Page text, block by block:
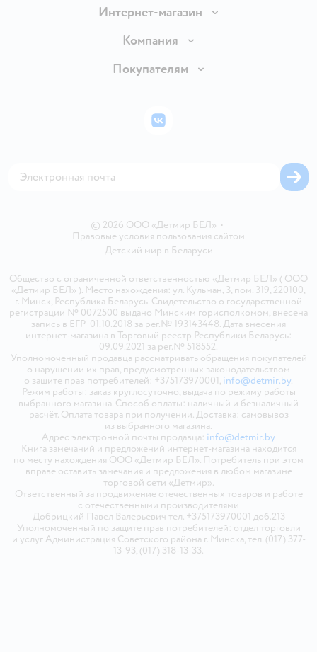
Интернет-магазин
Доставка и оплата
Правила продажи
Политика использования файлов cookie
Компания
Вакансии
Покупателям
Бонусные карты
© 2026 ООО «Детмир БЕЛ» •
Правовые условия пользования сайтом
Детский мир в Беларуси
Общество с ограниченной ответственностью «Детмир БЕЛ» ( ООО
«Детмир БЕЛ» ). Место нахождения: ул. Кульман, 3, пом. 319, 220100,
г. Минск, Республика Беларусь. Свидетельство о государственной
регистрации № 0072500 выдано Минским горисполкомом, внесена
запись в ЕГР 01.10.2018 за рег.№ 193143448. Дата внесения
интернет-магазина в Торговый реестр Республики Беларусь:
09.09.2021 за рег.№ 518552.
Уполномоченный продавца рассматривать обращения покупателей
о нарушении их прав, предусмотренных законодательством
о защите прав потребителей: +375173970001, info@detmir.by.
Режим работы: заказ круглосуточно, выдача по режиму работы
выбранного магазина. Способ оплаты: наличный и безналичный
расчёт. Оплата товара при получении. Доставка: самовывоз
из выбранного магазина.
Адрес электронной почты продавца: info@detmir.by
Книга замечаний и предложений интернет-магазина находится
по месту нахождения ООО «Детмир БЕЛ». Потребитель при этом
вправе оставить замечания и предложения в любом магазине
торговой сети «Детмир».
Ответственный за продвижение отечественных товаров и работе
с отечественными производителями
Добрицкий Павел Валерьевич тел. +375173970001 доб.213
Уполномоченный по защите прав потребителей: отдел торговли
и услуг Администрация Советского района г. Минска, тел. (017) 377-
13-93, (017) 318-13-33.
ВКонтакте